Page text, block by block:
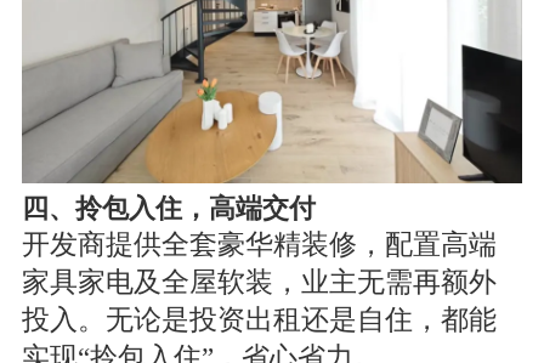
四、拎包入住，高端交付
开发商提供全套豪华精装修，配置高端
家具家电及全屋软装，业主无需再额外
投入。无论是投资出租还是自住，都能